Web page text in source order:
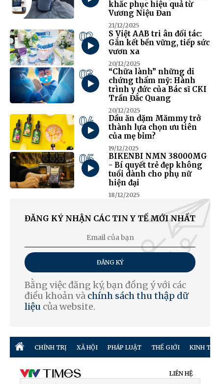
khắc phục hiệu quả từ
Vương Niệu Đan
21/12/2025
02
S Việt AAB tri ân đối tác:
Gắn kết bền vững, tiếp sức
vươn xa
20/12/2025
03
“Chữa lành” những di
chứng thẩm mỹ: Hành
trình y đức của Bác sĩ CKI
Trần Đắc Quang
20/12/2025
04
Dầu ăn dặm Mămmy trở
thành lựa chọn ưu tiên
của mẹ bỉm?
19/12/2025
05
BIKENBI NMN 38000MG
- Bí quyết trẻ đẹp không
tuổi dành cho phụ nữ
hiện đại
18/12/2025
ĐĂNG KÝ NHẬN CÁC TIN Y TẾ MỚI NHẤT
ĐĂNG KÝ
Bằng việc đăng ký, bạn đồng ý với các
điều khoản và chính sách thu thập dữ
liệu của website.
CHÍNH TRỊ XÃ HỘI PHÁP LUẬT THẾ GIỚI KINH TẾ
LIÊN HỆ